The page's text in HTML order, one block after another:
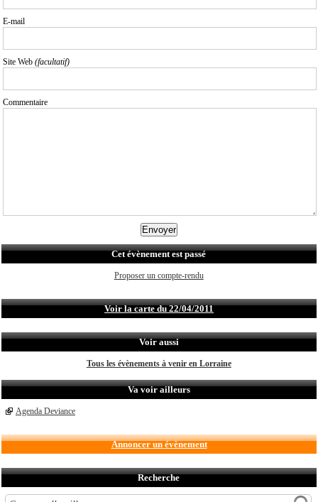
E-mail
Site Web (facultatif)
Commentaire
Cet évènement est passé
Proposer un compte-rendu
Voir la carte du 22/04/2011
Voir aussi
Tous les évènements à venir en Lorraine
Va voir ailleurs
Agenda Deviance
Annoncer un évènement
Recherche